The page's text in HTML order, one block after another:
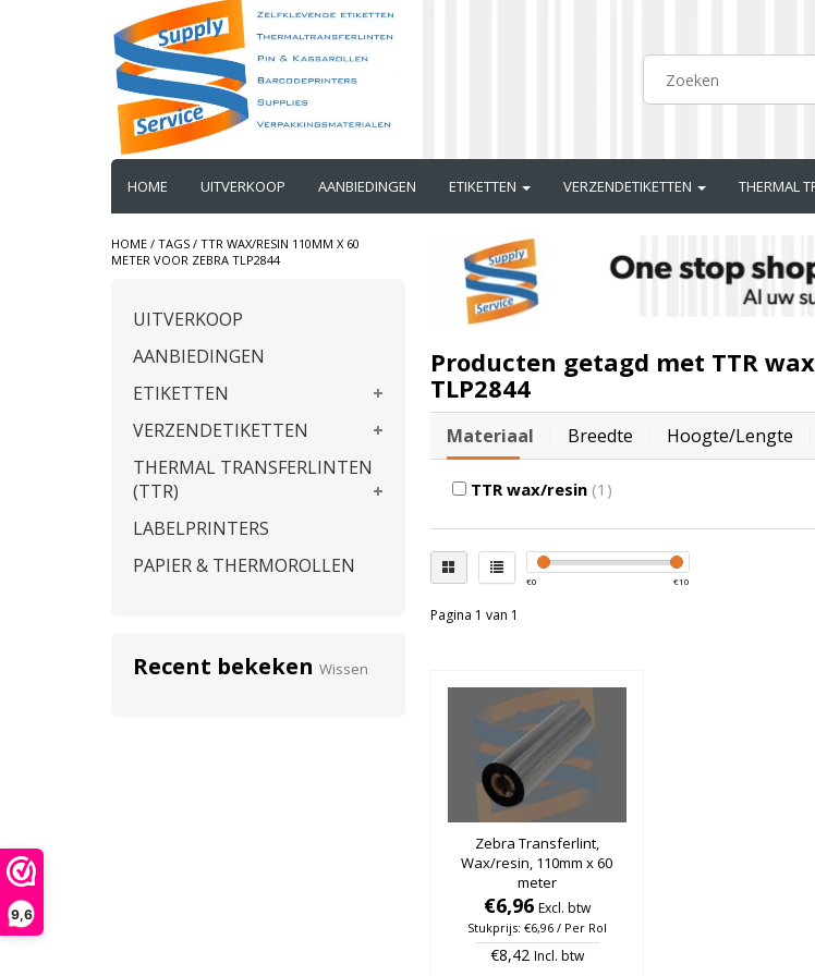
9,6
HOME UITVERKOOP AANBIEDINGEN ETIKETTEN VERZENDETIKETTEN THERMAL
HOME / TAGS / TTR WAX/RESIN 110MM X 60
METER VOOR ZEBRA TLP2844
UITVERKOOP
AANBIEDINGEN
ETIKETTEN
VERZENDETIKETTEN
THERMAL TRANSFERLINTEN
(TTR)
LABELPRINTERS
PAPIER & THERMOROLLEN
Recent bekeken Wissen
Producten getagd met TTR
TLP2844
Materiaal Breedte Hoogte/lengte
TTR wax/resin (1)
€0 €10
Pagina 1 van 1
Zebra Transferlint,
Wax/resin, 110mm x 60
meter
€6,96 Excl. btw
Stukprijs: €6,96 / Per Rol
€8,42 Incl. btw